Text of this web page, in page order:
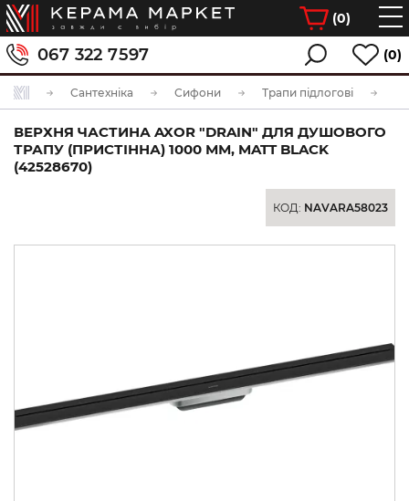
(0)
067 322 7597 (0)
Сантехніка Сифони Трапи підлогові
ВЕРХНЯ ЧАСТИНА AXOR "DRAIN" ДЛЯ ДУШОВОГО
ТРАПУ (ПРИСТІННА) 1000 ММ, MATT BLACK
(42528670)
КОД: NAVARA58023